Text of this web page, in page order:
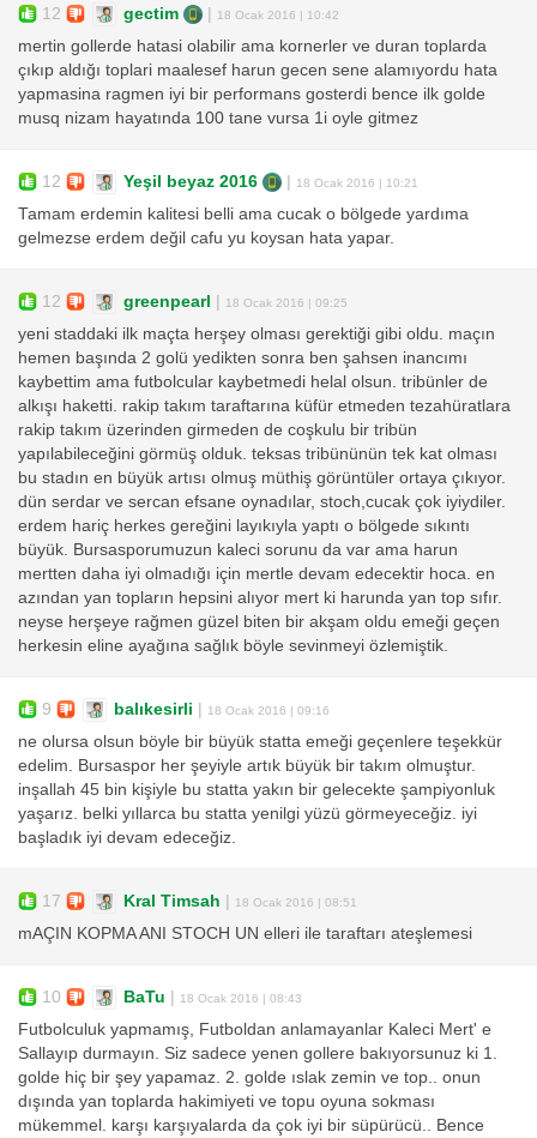
12 gectim | 18 Ocak 2016 | 10:42
mertin gollerde hatasi olabilir ama kornerler ve duran toplarda
çıkıp aldığı toplari maalesef harun gecen sene alamıyordu hata
yapmasina ragmen iyi bir performans gosterdi bence ilk golde
musq nizam hayatında 100 tane vursa 1i oyle gitmez
12 Yeşil beyaz 2016 | 18 Ocak 2016 | 10:21
Tamam erdemin kalitesi belli ama cucak o bölgede yardıma
gelmezse erdem değil cafu yu koysan hata yapar.
12 greenpearl | 18 Ocak 2016 | 09:25
yeni staddaki ilk maçta herşey olması gerektiği gibi oldu. maçın
hemen başında 2 golü yedikten sonra ben şahsen inancımı
kaybettim ama futbolcular kaybetmedi helal olsun. tribünler de
alkışı haketti. rakip takım taraftarına küfür etmeden tezahüratlara
rakip takım üzerinden girmeden de coşkulu bir tribün
yapılabileceğini görmüş olduk. teksas tribününün tek kat olması
bu stadın en büyük artısı olmuş müthiş görüntüler ortaya çıkıyor.
dün serdar ve sercan efsane oynadılar, stoch,cucak çok iyiydiler.
erdem hariç herkes gereğini layıkıyla yaptı o bölgede sıkıntı
büyük. Bursasporumuzun kaleci sorunu da var ama harun
mertten daha iyi olmadığı için mertle devam edecektir hoca. en
azından yan topların hepsini alıyor mert ki harunda yan top sıfır.
neyse herşeye rağmen güzel biten bir akşam oldu emeği geçen
herkesin eline ayağına sağlık böyle sevinmeyi özlemiştik.
9 balıkesirli | 18 Ocak 2016 | 09:16
ne olursa olsun böyle bir büyük statta emeği geçenlere teşekkür
edelim. Bursaspor her şeyiyle artık büyük bir takım olmuştur.
inşallah 45 bin kişiyle bu statta yakın bir gelecekte şampiyonluk
yaşarız. belki yıllarca bu statta yenilgi yüzü görmeyeceğiz. iyi
başladık iyi devam edeceğiz.
17 Kral Timsah | 18 Ocak 2016 | 08:51
mAÇIN KOPMA ANI STOCH UN elleri ile taraftarı ateşlemesi
10 BaTu | 18 Ocak 2016 | 08:43
Futbolculuk yapmamış, Futboldan anlamayanlar Kaleci Mert' e
Sallayıp durmayın. Siz sadece yenen gollere bakıyorsunuz ki 1.
golde hiç bir şey yapamaz. 2. golde ıslak zemin ve top.. onun
dışında yan toplarda hakimiyeti ve topu oyuna sokması
mükemmel. karşı karşıyalarda da çok iyi bir süpürücü.. Bence